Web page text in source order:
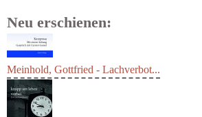
Neu erschienen:
Meinhold, Gottfried - Lachverbot...